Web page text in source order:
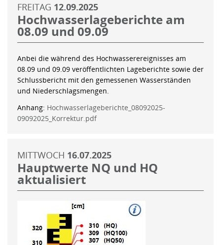
FREITAG 12.09.2025
Hochwasserlageberichte am
08.09 und 09.09
Anbei die während des Hochwasserereignisses am
08.09 und 09.09 veröffentlichten Lageberichte sowie der
Schlussbericht mit den gemessenen Wasserständen
und Niederschlagsmengen.
Anhang: Hochwasserlageberichte_08092025-
09092025_Korrektur.pdf
MITTWOCH 16.07.2025
Hauptwerte NQ und HQ
aktualisiert